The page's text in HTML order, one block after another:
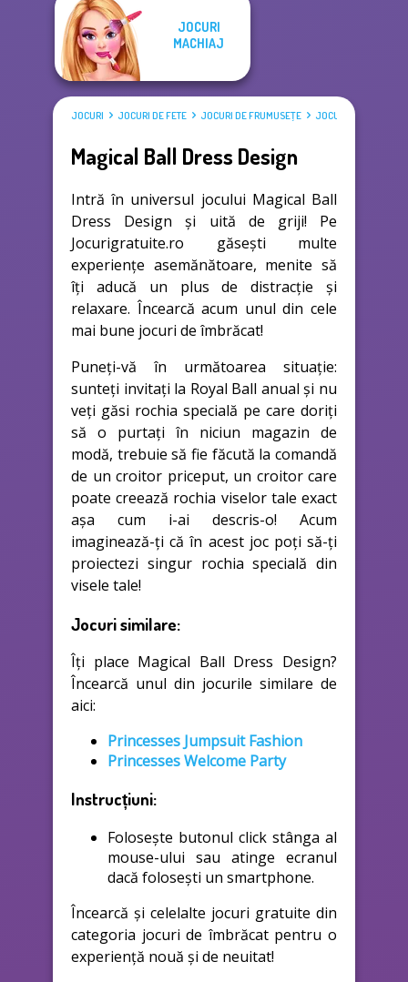
JOCURI
MACHIAJ
JOCURI JOCURI DE FETE JOCURI DE FRUMUSEŢE JOCURI DE ÎMBRĂCAT
Magical Ball Dress Design
Intră în universul jocului Magical Ball
Dress Design și uită de griji! Pe
Jocurigratuite.ro găsești multe
experiențe asemănătoare, menite să
îți aducă un plus de distracție și
relaxare. Încearcă acum unul din cele
mai bune jocuri de îmbrăcat!
Puneți-vă în următoarea situație:
sunteți invitați la Royal Ball anual și nu
veți găsi rochia specială pe care doriți
să o purtați în niciun magazin de
modă, trebuie să fie făcută la comandă
de un croitor priceput, un croitor care
poate creează rochia viselor tale exact
așa cum i-ai descris-o! Acum
imaginează-ți că în acest joc poți să-ți
proiectezi singur rochia specială din
visele tale!
Jocuri similare:
Îți place Magical Ball Dress Design?
Încearcă unul din jocurile similare de
aici:
Princesses Jumpsuit Fashion
Princesses Welcome Party
Instrucțiuni:
Folosește butonul click stânga al
mouse-ului sau atinge ecranul
dacă folosești un smartphone.
Încearcă și celelalte jocuri gratuite din
categoria jocuri de îmbrăcat pentru o
experiență nouă și de neuitat!